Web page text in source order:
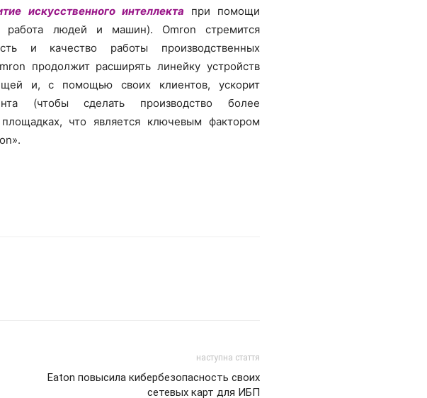
искусственного интеллекта при помощи
работа людей и машин). Omron стремится
и качество работы производственных
продолжит расширять линейку устройств
и, с помощью своих клиентов, ускорит
(чтобы сделать производство более
что является ключевым фактором
наступна стаття
Eaton повысила кибербезопасность своих
сетевых карт для ИБП